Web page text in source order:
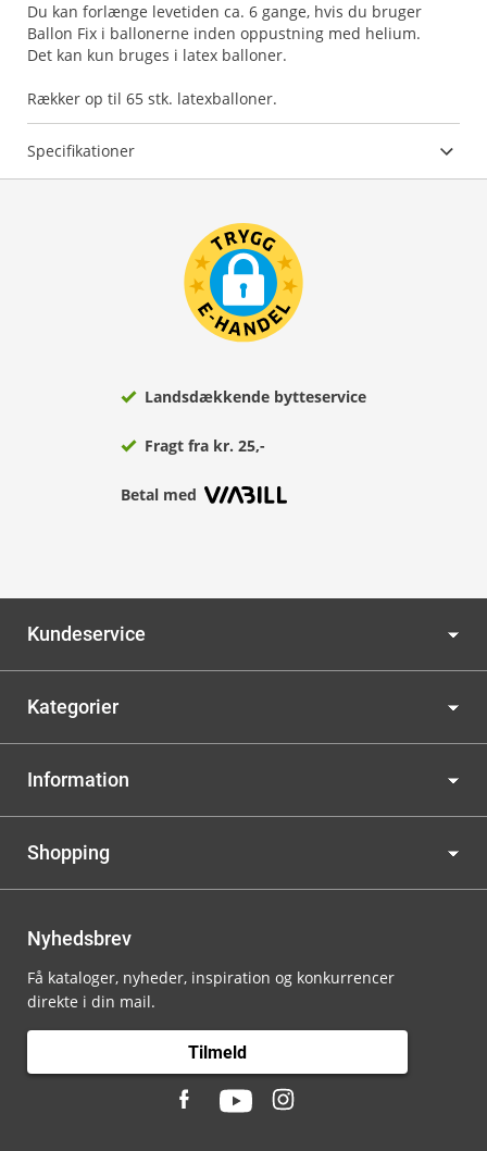
Du kan forlænge levetiden ca. 6 gange, hvis du bruger
Ballon Fix i ballonerne inden oppustning med helium.
Det kan kun bruges i latex balloner.
Rækker op til 65 stk. latexballoner.
Specifikationer
Landsdækkende bytteservice
Fragt fra kr. 25,-
Betal med
Kundeservice
Kategorier
Information
Shopping
Nyhedsbrev
Få kataloger, nyheder, inspiration og konkurrencer
direkte i din mail.
Tilmeld